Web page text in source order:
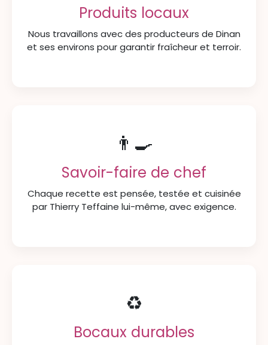
Produits locaux
Nous travaillons avec des producteurs de Dinan
et ses environs pour garantir fraîcheur et terroir.
👨‍🍳
Savoir-faire de chef
Chaque recette est pensée, testée et cuisinée
par Thierry Teffaine lui-même, avec exigence.
♻️
Bocaux durables